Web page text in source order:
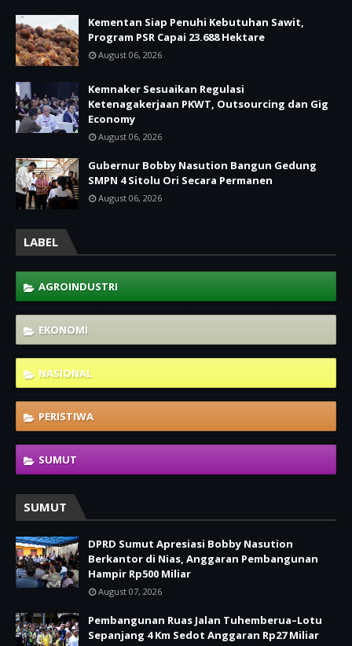
Kementan Siap Penuhi Kebutuhan Sawit,
Program PSR Capai 23.688 Hektare
August 06, 2026
Kemnaker Sesuaikan Regulasi
Ketenagakerjaan PKWT, Outsourcing dan Gig
Economy
August 06, 2026
Gubernur Bobby Nasution Bangun Gedung
SMPN 4 Sitolu Ori Secara Permanen
August 06, 2026
LABEL
AGROINDUSTRI
EKONOMI
NASIONAL
PERISTIWA
SUMUT
SUMUT
DPRD Sumut Apresiasi Bobby Nasution
Berkantor di Nias, Anggaran Pembangunan
Hampir Rp500 Miliar
August 07, 2026
Pembangunan Ruas Jalan Tuhemberua–Lotu
Sepanjang 4 Km Sedot Anggaran Rp27 Miliar